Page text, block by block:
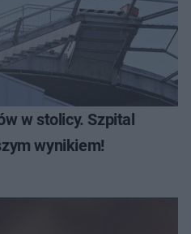
w stolicy. Szpital
wynikiem!